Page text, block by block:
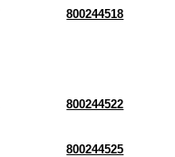
800244518
800244522
800244525